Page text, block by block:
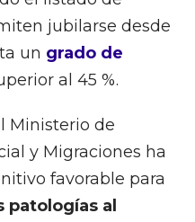
jubilarse desde
un grado de
al 45 %.
Ministerio de
y Migraciones ha
favorable para
patologías al